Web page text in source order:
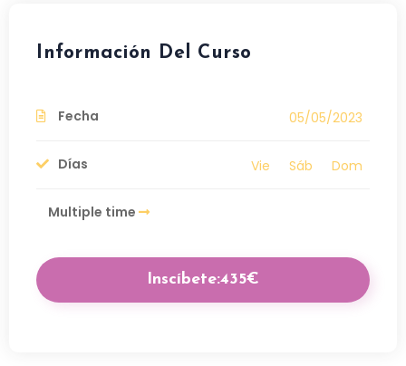
Información Del Curso
Fecha 05/05/2023
Días Vie Sáb Dom
Multiple time
Inscíbete:435€